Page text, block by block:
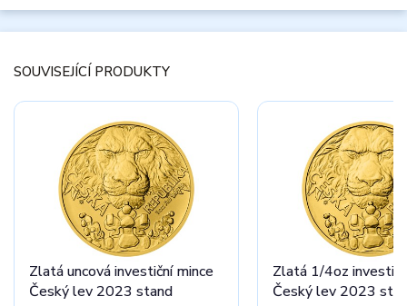
SOUVISEJÍCÍ PRODUKTY
Zlatá uncová investiční mince
Český lev 2023 stand
Zlatá 1/4oz
Český lev 2023